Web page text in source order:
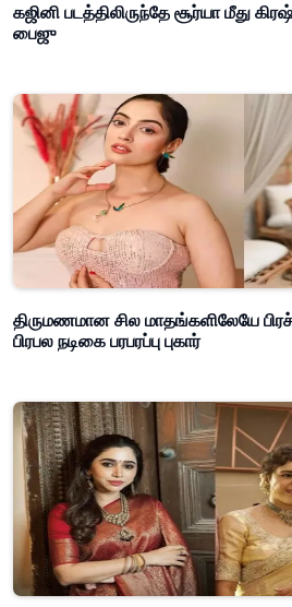
கஜினி படத்திலிருந்தே சூர்யா மீது
பைஜு
திருமணமான சில மாதங்களிலேயே
பிரபல நடிகை பரபரப்பு புகார்